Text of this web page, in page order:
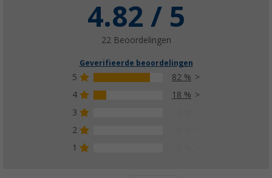
4.82 / 5
22 Beoordelingen
Geverifieerde beoordelingen
5
82 %
4
18 %
3
2
1